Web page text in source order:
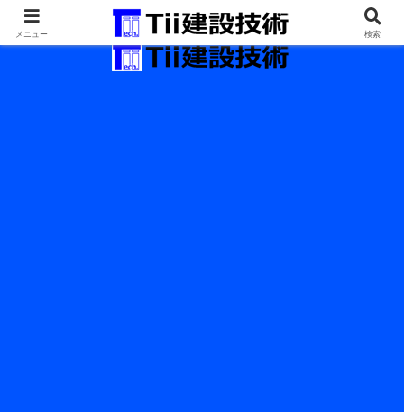
最新の建設技術の情報インフラ。
メニュー 検索